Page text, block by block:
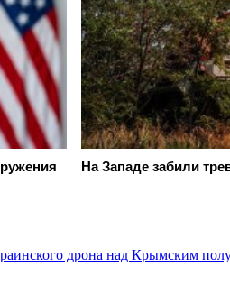
На Западе забили
дрона над Крымским